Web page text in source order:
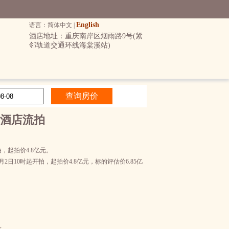
语言：简体中文 | English
酒店地址：重庆南岸区烟雨路9号(紧
邻轨道交通环线海棠溪站)
店流拍
起拍价4.8亿元。
日10时起开拍，起拍价4.8亿元，标的评估价6.85亿